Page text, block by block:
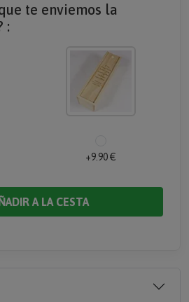
te enviemos la
:
+9.90 €
A LA CESTA